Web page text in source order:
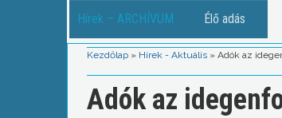
Hírek – ARCHÍVUM Élő adás
Kezdőlap » Hírek - Aktuális » Adók az
Adók az